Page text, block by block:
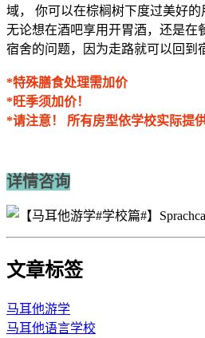
域， 你可以在棕榈树下度过美好的
无论想在酒吧享用开胃酒，还是在
宿舍的问题，因为走路就可以回到
*特殊膳食处理需加价
*旺季须加价！
*请注意！ 所有房型依学校实际提供
详情咨询
文章标签
马耳他游学
马耳他语言学校